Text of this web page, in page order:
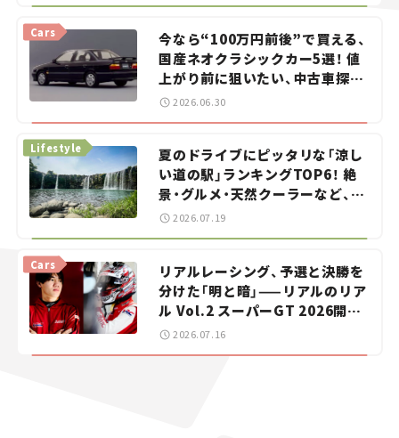
今なら“100万円前後”で買える、
国産ネオクラシックカー5選！ 値
上がり前に狙いたい、中古車探し
をお手伝い――ちょっとイケてるマ
Cars
2026.06.30
夏のドライブにピッタリな「涼し
い道の駅」ランキングTOP6！ 絶
景・グルメ・天然クーラーなど、避
暑におすすめのスポットを紹介
Lifestyle
2026.07.19
リアルレーシング、予選と決勝を
分けた「明と暗」——リアルのリア
ル Vol.2 スーパーGT 2026開幕
戦 岡山国際サーキット
Cars
2026.07.16